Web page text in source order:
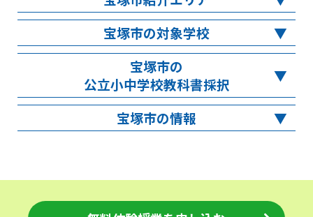
宝塚市の対象学校
宝塚市の
公立小中学校教科書採択
宝塚市の情報